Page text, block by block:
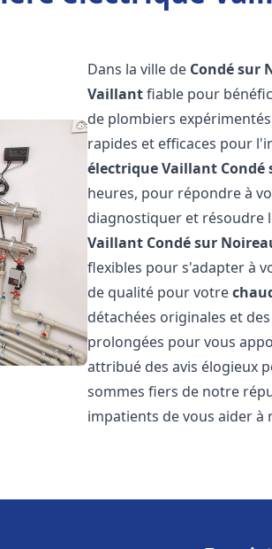
Dans la ville de Condé sur
Vaillantfiable pour
de plombiers
rapides et efficaces pour
électrique Vaillant Condé
heures, pour répondre à
diagnostiquer et résoudre
Vaillant Condé sur
flexibles pour s'adapter à
de qualité pour votre
détachées originales et
prolongées pour vous
attribué des avis élogieux
sommes fiers de notre
impatients de vous aider à